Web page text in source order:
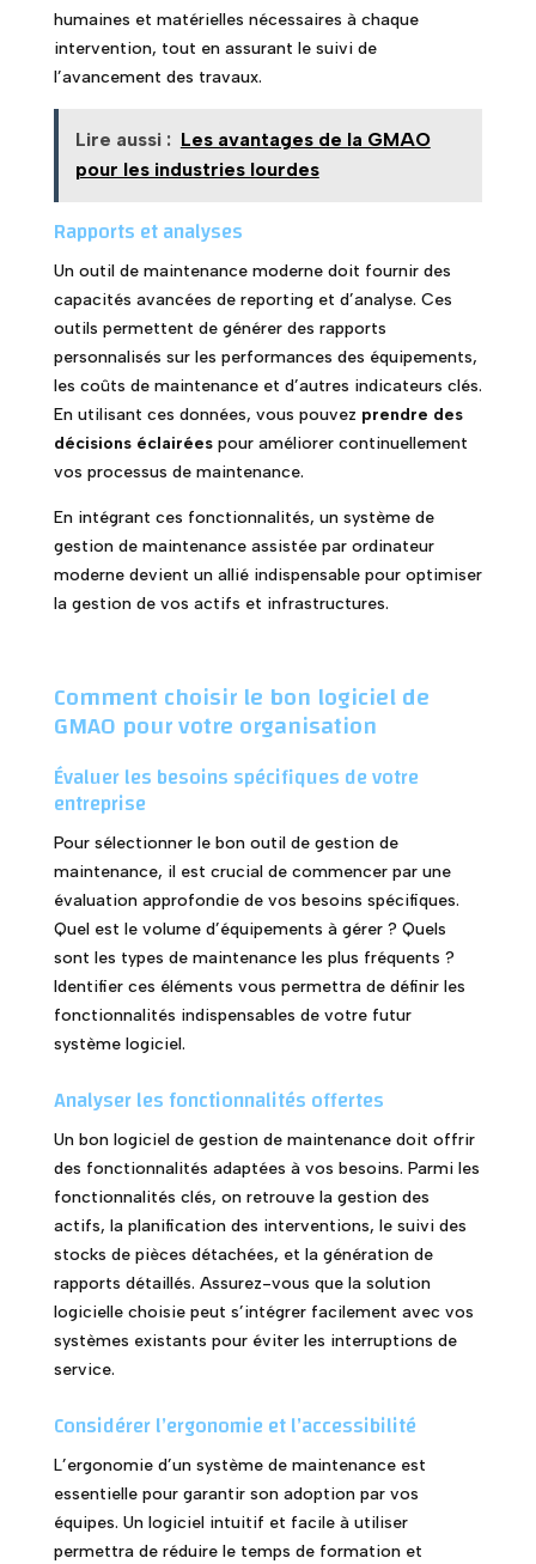
humaines et matérielles nécessaires à chaque
intervention, tout en assurant le suivi de
l’avancement des travaux.
Lire aussi : Les avantages de la GMAO
pour les industries lourdes
Rapports et analyses
Un outil de maintenance moderne doit fournir des
capacités avancées de reporting et d’analyse. Ces
outils permettent de générer des rapports
personnalisés sur les performances des équipements,
les coûts de maintenance et d’autres indicateurs clés.
En utilisant ces données, vous pouvez prendre des
décisions éclairéespour améliorer continuellement
vos processus de maintenance.
En intégrant ces fonctionnalités, un système de
gestion de maintenance assistée par ordinateur
moderne devient un allié indispensable pour optimiser
la gestion de vos actifs et infrastructures.
Comment choisir le bon logiciel de
GMAO pour votre organisation
Évaluer les besoins spécifiques de votre
entreprise
Pour sélectionner le bon outil de gestion de
maintenance, il est crucial de commencer par une
évaluation approfondie de vos besoins spécifiques.
Quel est le volume d’équipements à gérer ? Quels
sont les types de maintenance les plus fréquents ?
Identifier ces éléments vous permettra de définir les
fonctionnalités indispensables de votre futur
système logiciel.
Analyser les fonctionnalités offertes
Un bon logiciel de gestion de maintenance doit offrir
des fonctionnalités adaptées à vos besoins. Parmi les
fonctionnalités clés, on retrouve la gestion des
actifs, la planification des interventions, le suivi des
stocks de pièces détachées, et la génération de
rapports détaillés. Assurez-vous que la solution
logicielle choisie peut s’intégrer facilement avec vos
systèmes existants pour éviter les interruptions de
service.
Considérer l’ergonomie et l’accessibilité
L’ergonomie d’un système de maintenance est
essentielle pour garantir son adoption par vos
équipes. Un logiciel intuitif et facile à utiliser
permettra de réduire le temps de formation et